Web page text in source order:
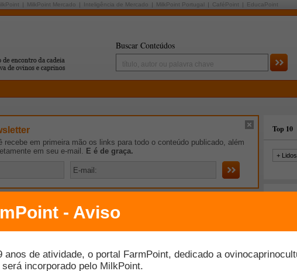
MilkPoint Mercado Inteligência de Mercado MilkPoint Portugal CaféPoint EducaPoint
Buscar Conteúdos
recebe em primeira mão os links para todo o conteúdo publicado, além
em seu e-mail. E é de graça.
>Giro de Notícias
com ruralistas
Top 10
+ Lidos